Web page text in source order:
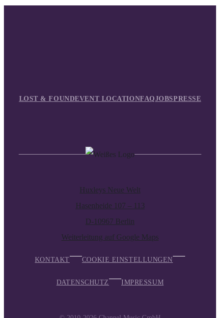
LOST & FOUNDEVENT LOCATIONFAQJOBSPRESSE
Huxleys Neue Welt
Hasenheide 107 – 113
D-10967 Berlin
Weiterleitung auf Google Maps
KONTAKT COOKIE EINSTELLUNGEN
DATENSCHUTZ IMPRESSUM